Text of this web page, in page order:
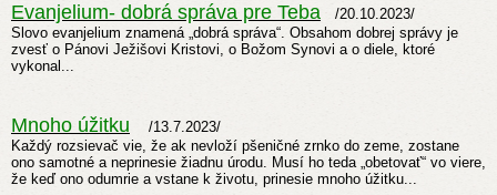
Evanjelium- dobrá správa pre Teba
/20.10.2023/
Slovo evanjelium znamená „dobrá správa“. Obsahom dobrej správy je
zvesť o Pánovi Ježišovi Kristovi, o Božom Synovi a o diele, ktoré
vykonal...
Mnoho úžitku
/13.7.2023/
Každý rozsievač vie, že ak nevloží pšeničné zrnko do zeme, zostane
ono samotné a neprinesie žiadnu úrodu. Musí ho teda „obetovať“ vo viere,
že keď ono odumrie a vstane k životu, prinesie mnoho úžitku...